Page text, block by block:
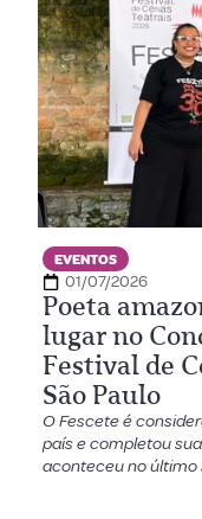
EVENTOS
01/07/2026
Poeta
lugar no
Festival de
São Paulo
O Fescete é
país e completou
aconteceu no último